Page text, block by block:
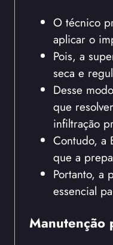
O técnico
aplicar o
Pois, a
seca e
Desse
que
infiltração
Contudo, a
que a
Portanto, a
essencial
Manutenção